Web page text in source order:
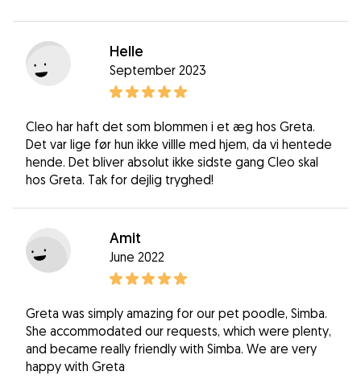
Helle
September 2023
Cleo har haft det som blommen i et æg hos Greta.
Det var lige før hun ikke villle med hjem, da vi hentede
hende. Det bliver absolut ikke sidste gang Cleo skal
hos Greta. Tak for dejlig tryghed!
Amit
June 2022
Greta was simply amazing for our pet poodle, Simba.
She accommodated our requests, which were plenty,
and became really friendly with Simba. We are very
happy with Greta